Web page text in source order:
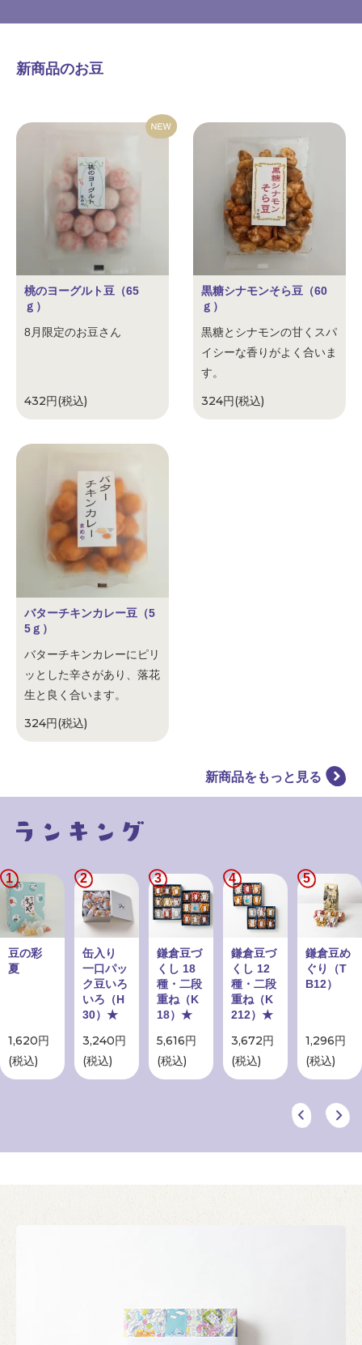
新商品のお豆
桃のヨーグルト豆（65
ｇ）
8月限定のお豆さん
432円(税込)
黒糖シナモンそら豆（60
ｇ）
黒糖とシナモンの甘くスパ
イシーな香りがよく合いま
す。
324円(税込)
バターチキンカレー豆（5
5ｇ）
バターチキンカレーにピリ
ッとした辛さがあり、落花
生と良く合います。
324円(税込)
新商品をもっと見る
1
豆の彩
夏
1,620円
(税込)
2
缶入り
一口パッ
ク豆いろ
いろ（H
30）★
3,240円
(税込)
3
鎌倉豆づ
くし 18
種・二段
重ね（K
18）★
5,616円
(税込)
4
鎌倉豆づ
くし 12
種・二段
重ね（K
212）★
3,672円
(税込)
5
鎌倉豆め
ぐり（T
B12）
1,296円
(税込)